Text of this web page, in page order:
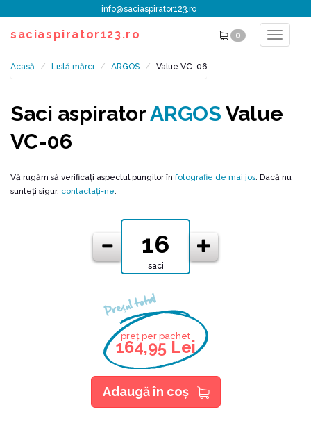
info@saciaspirator123.ro
saciaspirator123.ro 0
Toggle
Acasă Listă mărci ARGOS Value VC-06
Saci aspiratorARGOS Value
VC-06
Vă rugăm să verificați aspectul pungilor în fotografie de mai jos. Dacă nu
sunteți sigur, contactați-ne.
saci
Prețul total
preț per pachet
164,95 Lei
Adaugă în coş